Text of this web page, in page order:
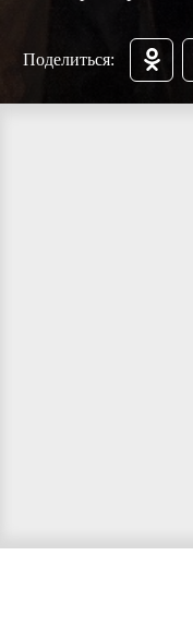
Поделиться: